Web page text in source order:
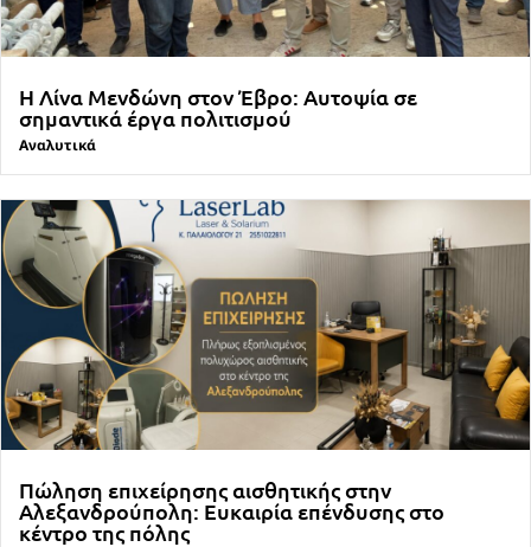
Η Λίνα Μενδώνη στον Έβρο: Αυτοψία σε
σημαντικά έργα πολιτισμού
Αναλυτικά
Πώληση επιχείρησης αισθητικής στην
Αλεξανδρούπολη: Ευκαιρία επένδυσης στο
κέντρο της πόλης